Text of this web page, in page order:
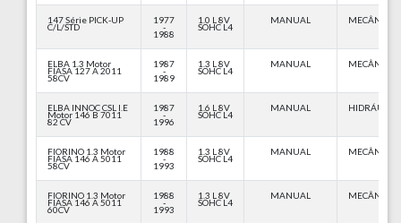
147 Série PICK-UP
C/L/STD
1977
-
1988
1.0 L 8V
SOHC L4
MANUAL MECÂNICA
ELBA 1.3 Motor
FIASA 127 A 2011
58CV
1987
-
1989
1.3 L 8V
SOHC L4
MANUAL MECÂNICA
ELBA INNOC CSL I.E
Motor 146 B 7011
82 CV
1987
-
1996
1.6 L 8V
SOHC L4
MANUAL
FIORINO 1.3 Motor
FIASA 146 A 5011
58CV
1988
-
1993
1.3 L 8V
SOHC L4
MANUAL MECÂNICA
FIORINO 1.3 Motor
FIASA 146 A 5011
60CV
1988
-
1993
1.3 L 8V
SOHC L4
MANUAL MECÂNICA